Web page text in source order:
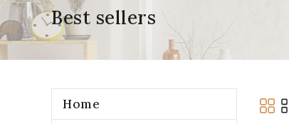
Best sellers
Home